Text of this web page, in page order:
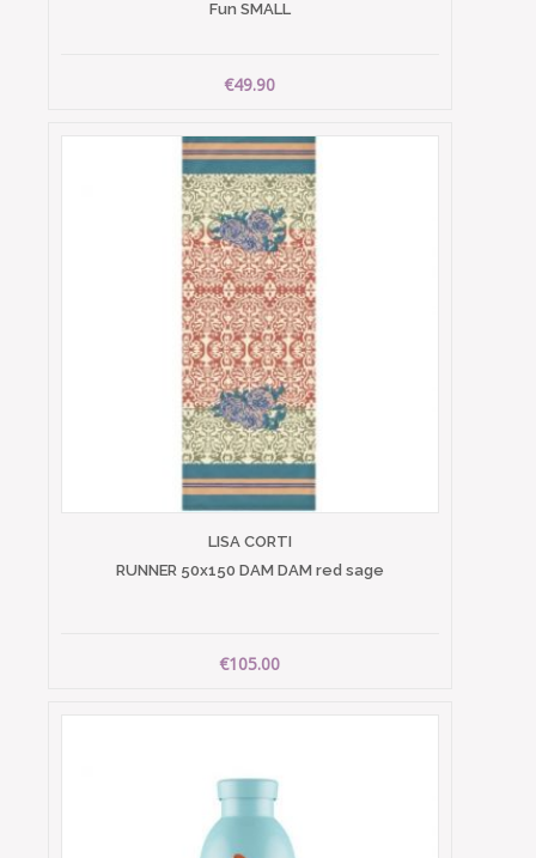
Fun SMALL
€49.90
LISA CORTI
RUNNER 50x150 DAM DAM red sage
€105.00